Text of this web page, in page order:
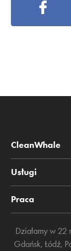
CleanWhale
Usługi
Praca
Działamy w 22
Gdańsk, Łódź,